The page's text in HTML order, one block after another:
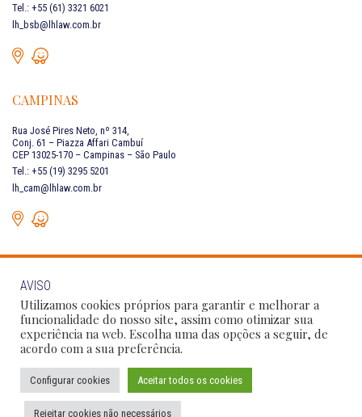
Tel.: +55 (61) 3321 6021
lh_bsb@lhlaw.com.br
CAMPINAS
Rua José Pires Neto, nº 314,
Conj. 61 – Piazza Affari Cambuí
CEP 13025-170 – Campinas – São Paulo
Tel.: +55 (19) 3295 5201
lh_cam@lhlaw.com.br
FALE CONOSCO
Siga as nossas redes sociais:
Política de Privacidade Condições de Uso
AVISO
Utilizamos cookies próprios para garantir e melhorar a
funcionalidade do nosso site, assim como otimizar sua
experiência na web. Escolha uma das opções a seguir, de
acordo com a sua preferência.
Configurar cookies Aceitar todos os cookies
Rejeitar cookies não necessários